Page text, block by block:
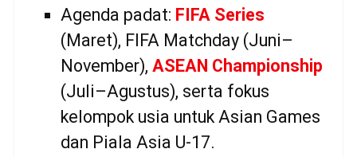
Agenda padat: FIFA Series
(Maret), FIFA Matchday (Juni–
November), ASEAN Championship
(Juli–Agustus), serta fokus
kelompok usia untuk Asian Games
dan Piala Asia U-17.